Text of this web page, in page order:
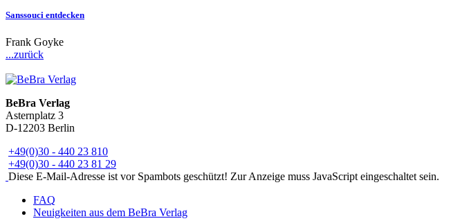
Sanssouci entdecken
Frank Goyke
...zurück
BeBra Verlag
Asternplatz 3
D-12203 Berlin
+49(0)30 - 440 23 810
+49(0)30 - 440 23 81 29
Diese E-Mail-Adresse ist vor Spambots geschützt! Zur Anzeige muss JavaScript eingeschaltet sein.
FAQ
Neuigkeiten aus dem BeBra Verlag